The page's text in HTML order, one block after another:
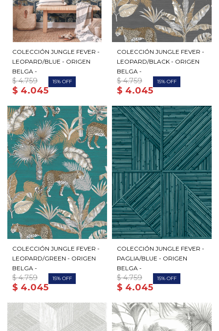
COLECCIÓN JUNGLE FEVER -
LEOPARD/BLUE - ORIGEN
BELGA -
$ 4.045
$ 4.759 15
COLECCIÓN JUNGLE FEVER -
LEOPARD/BLACK - ORIGEN
BELGA -
$ 4.045
$ 4.759 15
COLECCIÓN JUNGLE FEVER -
LEOPARD/GREEN - ORIGEN
BELGA -
$ 4.045
$ 4.759 15
COLECCIÓN JUNGLE FEVER -
PAGLIA/BLUE - ORIGEN
BELGA -
$ 4.045
$ 4.759 15